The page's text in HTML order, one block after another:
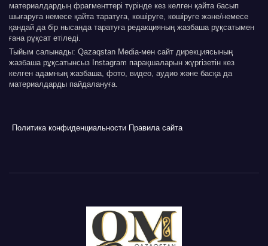
материалдардың фрагменттері түрінде кез келген қайта басып
шығаруға немесе қайта таратуға, көшіруге, көшіруге және/немесе
қандай да бір нысанда таратуға редакцияның жазбаша рұқсатымен
ғана рұқсат етіледі.
Тыйым салынады: Qazaqstan Media-мен сайт дирекциясының
жазбаша рұқсатынсыз Instagram парақшаларын жүргізетін кез
келген адамның жазбаша, фото, видео, аудио және басқа да
материалдарды пайдалануға.
Политика конфиденциальности Правила сайта